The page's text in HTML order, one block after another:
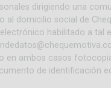
dirigiendo una
al domicilio social de
habilitado a tal
en ambos casos fotocopia
de identificación